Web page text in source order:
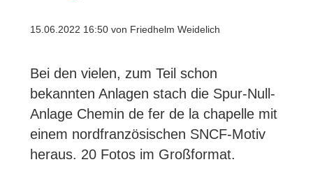
15.06.2022 16:50von Friedhelm Weidelich
Bei den vielen, zum Teil schon
bekannten Anlagen stach die Spur-Null-
Anlage Chemin de fer de la chapelle mit
einem nordfranzösischen SNCF-Motiv
heraus. 20 Fotos im Großformat.